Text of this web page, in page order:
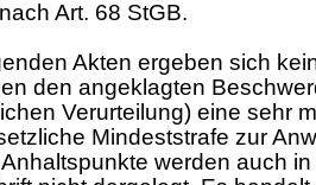
Art. 68 StGB.
Akten ergeben sich
den angeklagten
Verurteilung) eine sehr
Mindeststrafe zur
werden auch in